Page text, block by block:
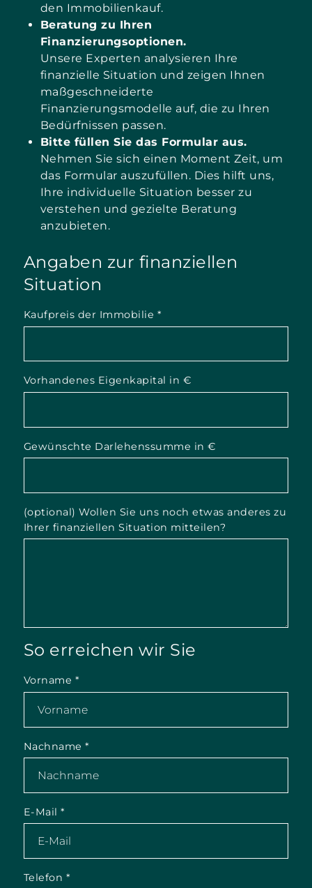
den Immobilienkauf.
Beratung zu Ihren
Finanzierungsoptionen.
Unsere Experten analysieren Ihre
finanzielle Situation und zeigen Ihnen
maßgeschneiderte
Finanzierungsmodelle auf, die zu Ihren
Bedürfnissen passen.
Bitte füllen Sie das Formular aus.
Nehmen Sie sich einen Moment Zeit, um
das Formular auszufüllen. Dies hilft uns,
Ihre individuelle Situation besser zu
verstehen und gezielte Beratung
anzubieten.
Angaben zur finanziellen
Situation
Kaufpreis der Immobilie *
Vorhandenes Eigenkapital in €
Gewünschte Darlehenssumme in €
(optional) Wollen Sie uns noch etwas anderes zu
Ihrer finanziellen Situation mitteilen?
So erreichen wir Sie
Vorname *
Nachname*
E-Mail*
Telefon *